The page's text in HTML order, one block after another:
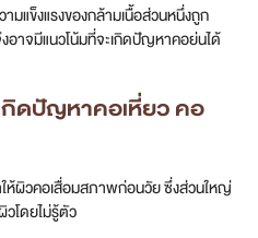
ามแข็งแรงของกล้ามเนื้อส่วนหนึ่งถูก
าจมีแนวโน้มที่จะเกิดปัญหาคอย่นได้
ดปัญหาคอเหี่ยว คอ
ห้ผิวคอเสื่อมสภาพก่อนวัย ซึ่งส่วนใหญ่
โดยไม่รู้ตัว